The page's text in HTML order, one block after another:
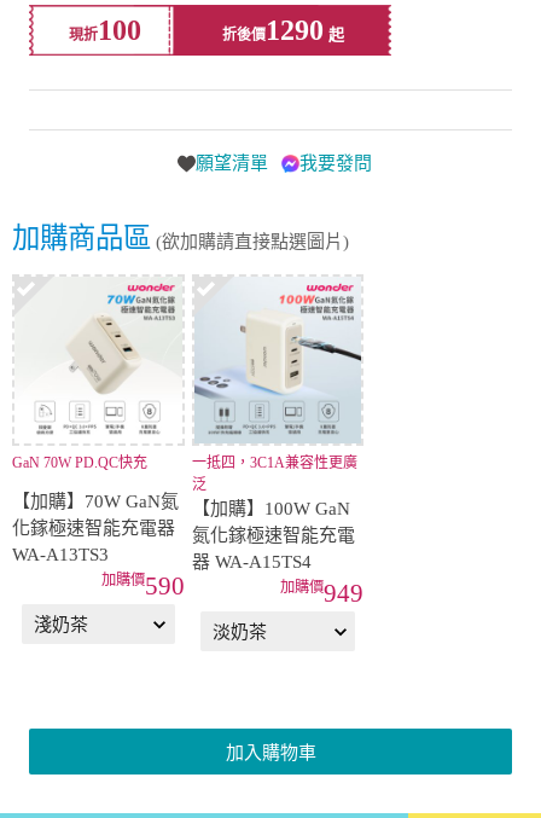
現折100 折後價1290
願望清單 我要發問
加購商品區 (欲加購請直接點選圖片)
GaN 70W PD.QC快充
【加購】70W GaN氮
化鎵極速智能充電器
WA-A13TS3
590
一抵四，3C1A兼容性更廣
泛
【加購】100W GaN
氮化鎵極速智能充電
器 WA-A15TS4
949
加入購物車